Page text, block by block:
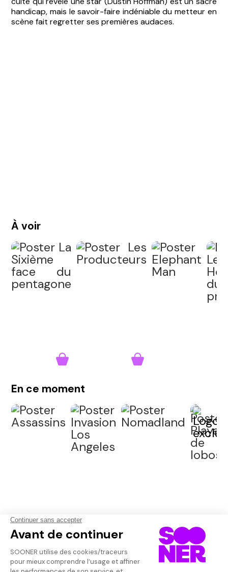
handicap, mais le savoir-faire indéniable du metteur en
scène fait regretter ses premières audaces.
À voir
En ce moment